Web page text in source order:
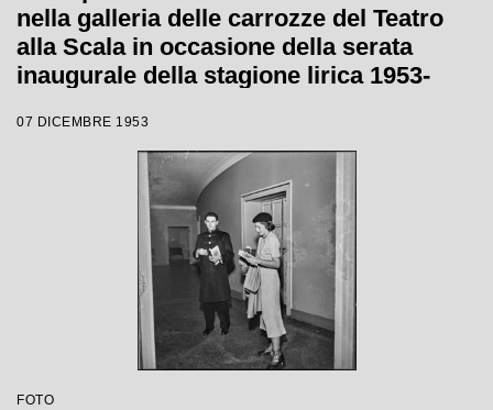
nella galleria delle carrozze del Teatro
alla Scala in occasione della serata
inaugurale della stagione lirica 1953-
Catalani, diretta da Carlo Maria Giulini,
con la regia di Tatiana Pavlova
07 DICEMBRE 1953
FOTO